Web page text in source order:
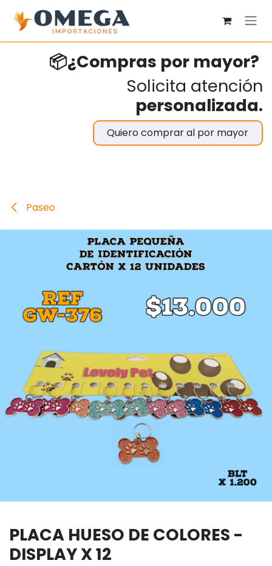
Ir al contenido
📦¿Compras por mayor?
Solicita atención
personalizada.
Quiero comprar al por mayor
Paseo
PLACA HUESO DE COLORES -
DISPLAY X 12